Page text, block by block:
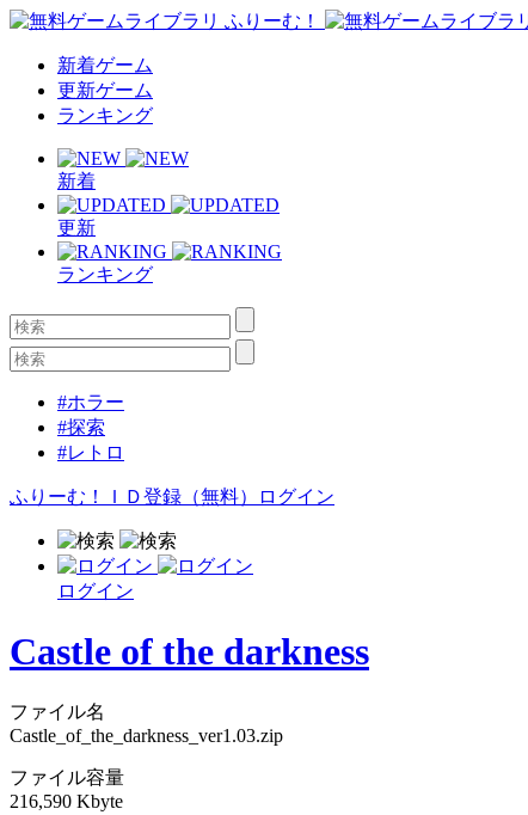
新着ゲーム
更新ゲーム
ランキング
新着
更新
ランキング
#ホラー
#探索
#レトロ
ふりーむ！ＩＤ登録（無料） ログイン
ログイン
Castle of the darkness
ファイル名
Castle_of_the_darkness_ver1.03.zip
ファイル容量
216,590 Kbyte